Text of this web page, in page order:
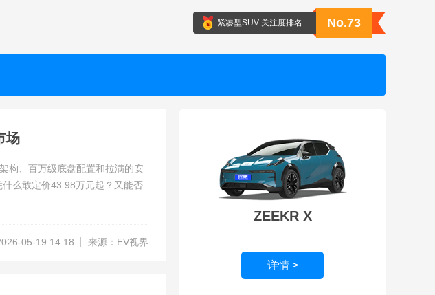
紧凑型SUV 关注度排名 No.73
场
构、百万级底盘配置和拉满的安
么敢定价43.98万元起？又能否
来源：EV视界
05-19 14:18
ZEEKR X
详情 >